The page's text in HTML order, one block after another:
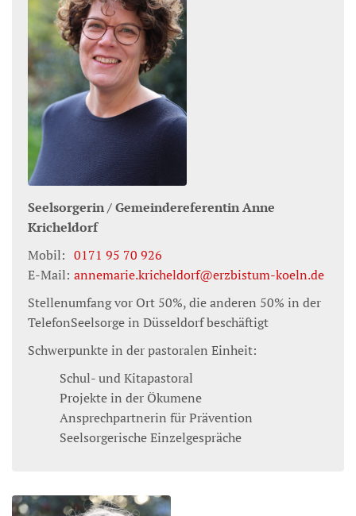
Seelsorgerin / GemeindereferentinAnne
Kricheldorf
Mobil: 0171 95 70 926
E-Mail: annemarie.kricheldorf@erzbistum-koeln.de
Stellenumfang vor Ort 50%, die anderen 50% in der
TelefonSeelsorge in Düsseldorf beschäftigt
Schwerpunkte in der pastoralen Einheit:
Schul- und Kitapastoral
Projekte in der Ökumene
Ansprechpartnerin für Prävention
Seelsorgerische Einzelgespräche